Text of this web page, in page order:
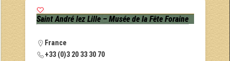
Saint André lez Lille – Musée de la Fête Foraine
France
+33 (0)3 20 33 30 70